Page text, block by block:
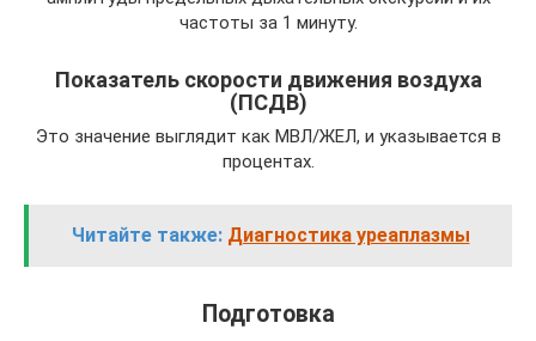
частоты за 1 минуту.
Показатель скорости движения воздуха
(ПСДВ)
Это значение выглядит как МВЛ/ЖЕЛ, и указывается в
процентах.
Читайте также: Диагностика уреаплазмы
Подготовка